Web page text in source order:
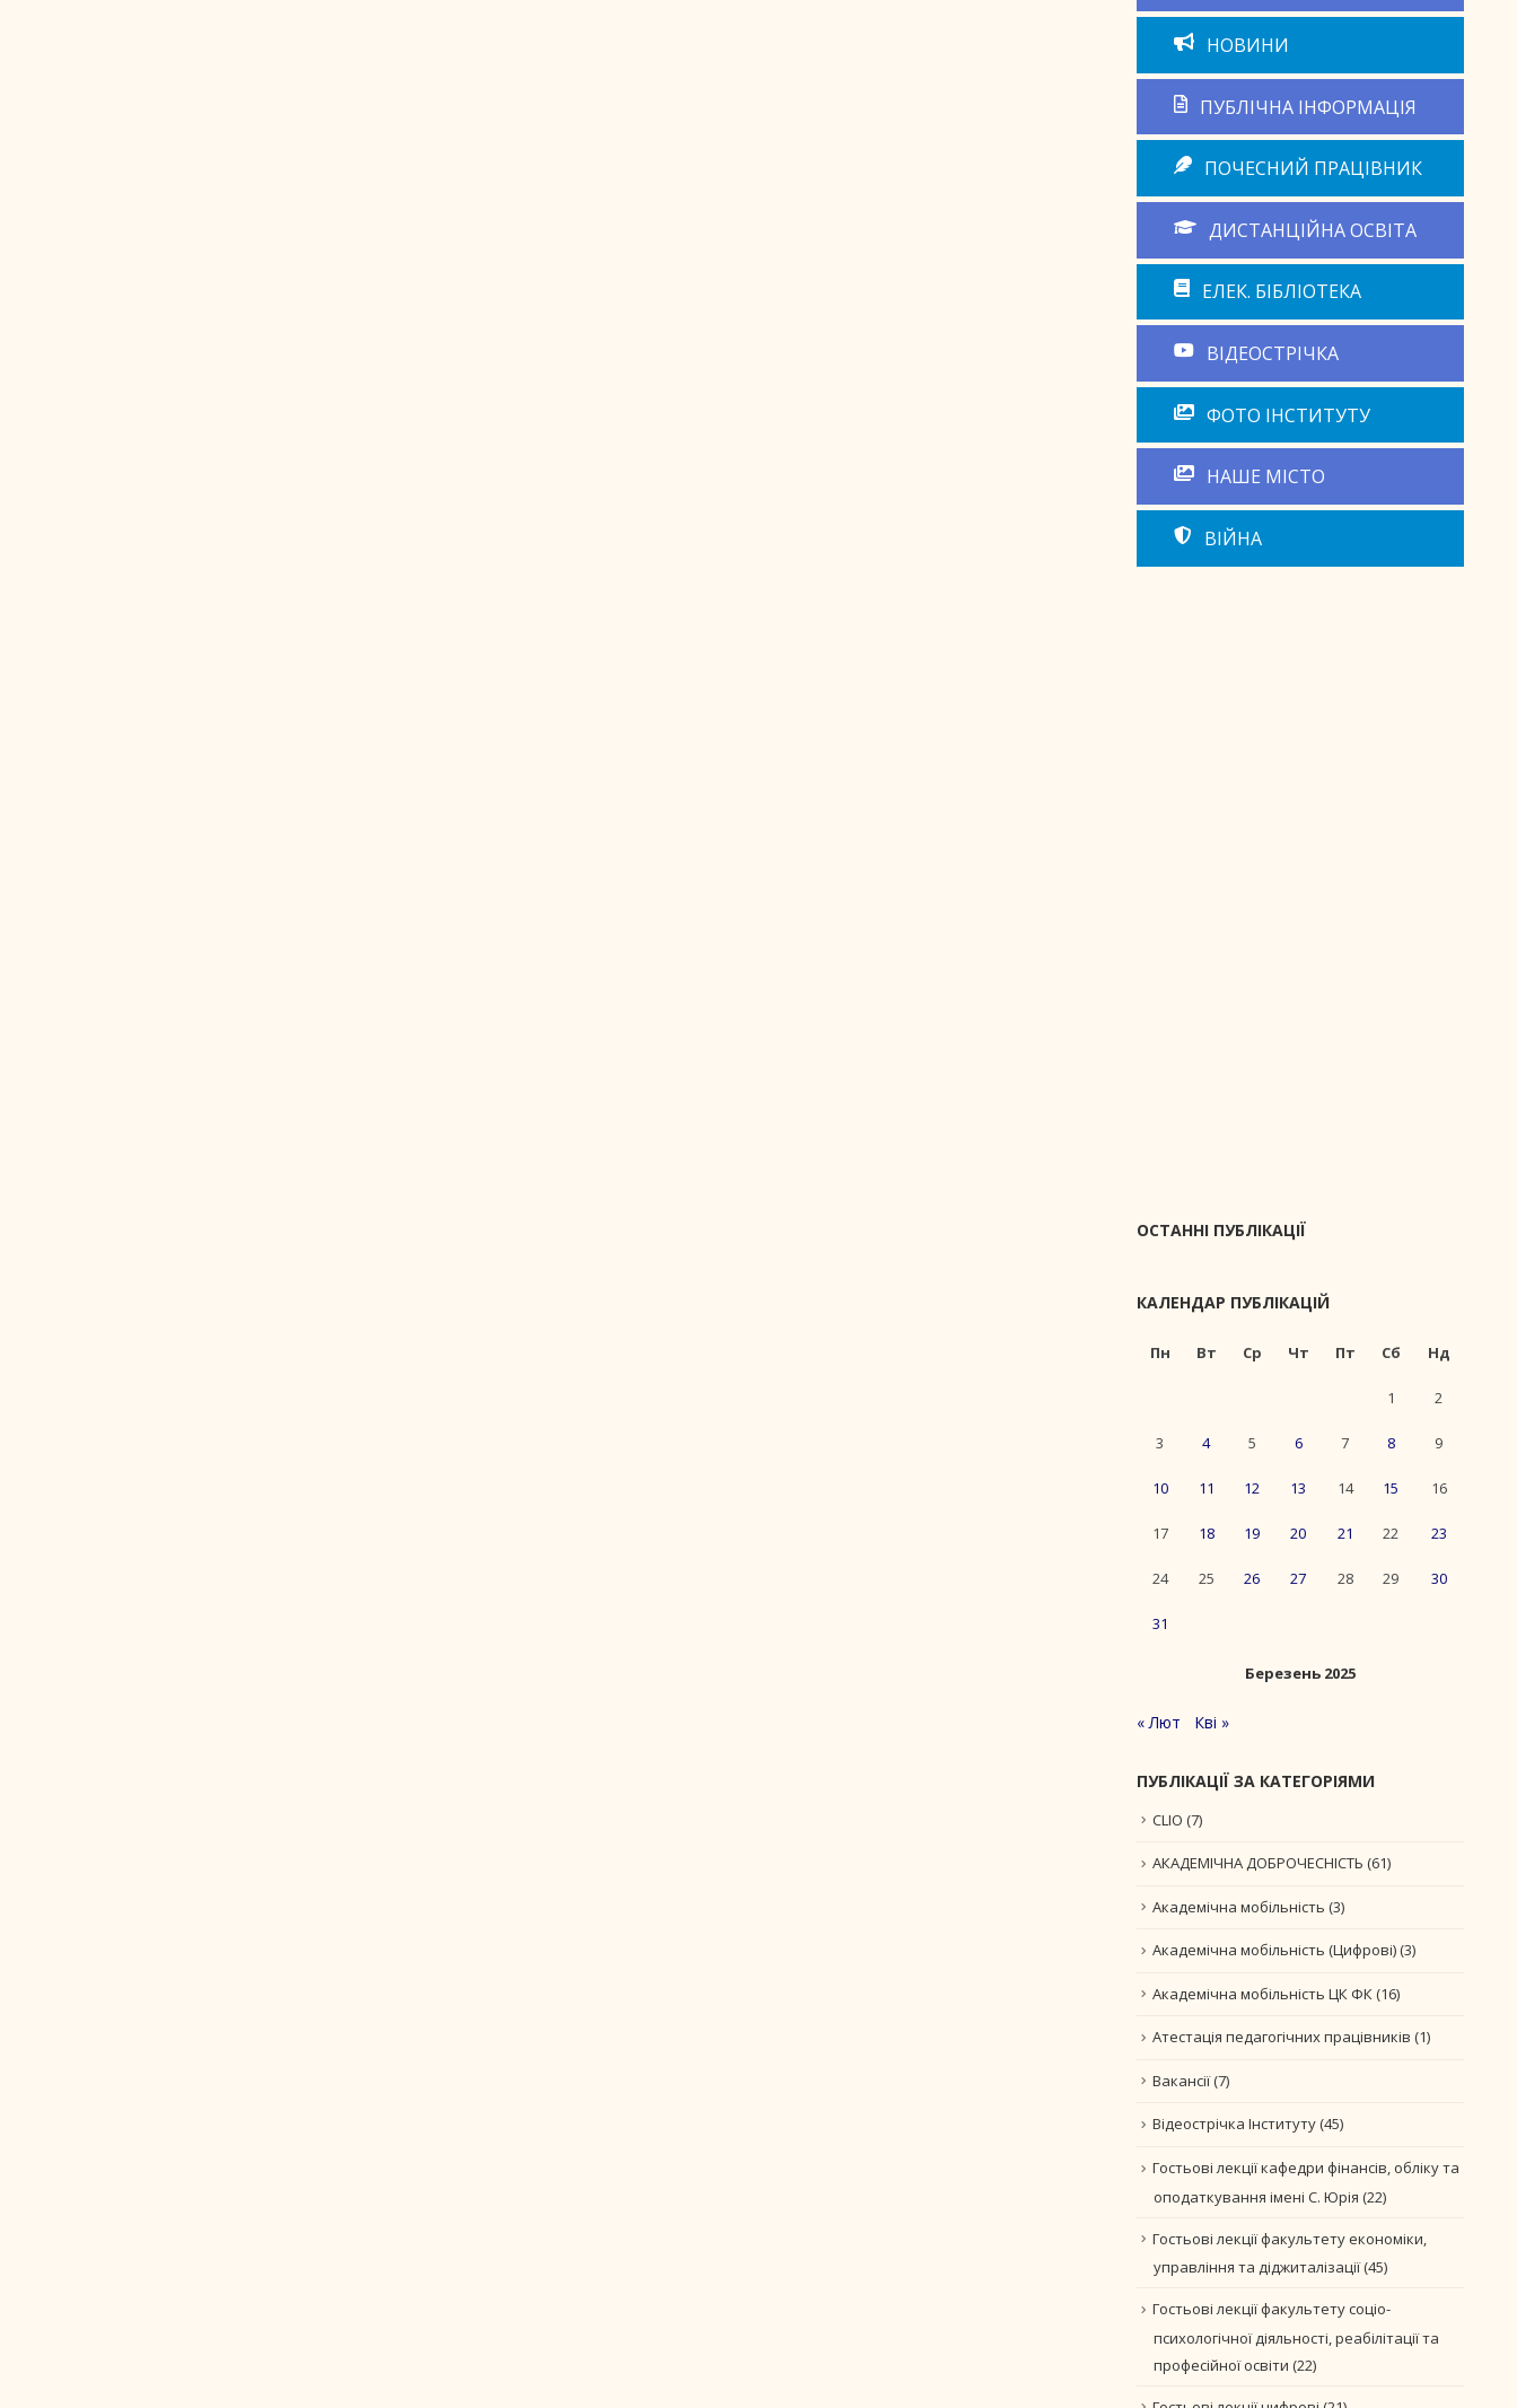
НОВИНИ
ПУБЛІЧНА ІНФОРМАЦІЯ
ПОЧЕСНИЙ ПРАЦІВНИК
ДИСТАНЦІЙНА ОСВІТА
ЕЛЕК. БІБЛІОТЕКА
ВІДЕОСТРІЧКА
ФОТО ІНСТИТУТУ
НАШЕ МІСТО
ВІЙНА
ОСТАННІ ПУБЛІКАЦІЇ
КАЛЕНДАР ПУБЛІКАЦІЙ
Березень 2025
Пн Вт Ср Чт Пт Сб Нд
1 2
3 4 5 6 7 8 9
10 11 12 13 14 15 16
17 18 19 20 21 22 23
24 25 26 27 28 29 30
31
« Лют Кві »
ПУБЛІКАЦІЇ ЗА КАТЕГОРІЯМИ
CLIO (7)
АКАДЕМІЧНА ДОБРОЧЕСНІСТЬ (61)
Академічна мобільність (3)
Академічна мобільність (Цифрові)(3)
Академічна мобільність ЦК ФК(16)
Атестація педагогічних працівників (1)
Вакансії(7)
Відеострічка Інституту(45)
Гостьові лекції кафедри фінансів, обліку та
оподаткування імені С. Юрія (22)
Гостьові лекції факультету економіки,
управління та діджиталізації(45)
Гостьові лекції факультету соціо-
психологічної діяльності, реабілітації та
професійної освіти (22)